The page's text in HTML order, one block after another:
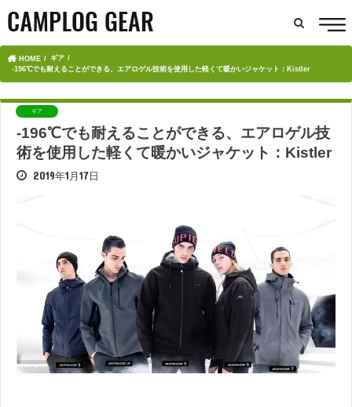
HOME
ギア
-196℃でも耐えることができる、エアロゲル技術を使用した軽くて暖かいジャケット：Kistler
ギア
-196℃でも耐えることができる、エアロゲル技
術を使用した軽くて暖かいジャケット：Kistler
2019年1月17日